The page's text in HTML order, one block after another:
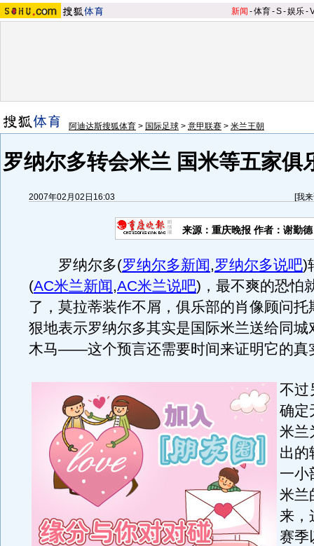
新闻 -体育-S-娱乐-
阿迪达斯搜狐体育 > 国际足球 > 意甲联赛 > 米兰王朝
罗纳尔多转会米兰 国米等五家俱
2007年02月02日16:03 [我
来源：重庆晚报 作者：谢勤德
罗纳尔多(罗纳尔多新闻,罗纳尔多说吧)
(AC米兰新闻,AC米兰说吧) ，最不爽的恐怕
了，莫拉蒂装作不屑，俱乐部的肖像顾问托
狠地表示罗纳尔多其实是国际米兰送给同城
木马——这个预言还需要时间来证明它的真
不过
确定
米兰
出的
一小
米兰
来，
赛季